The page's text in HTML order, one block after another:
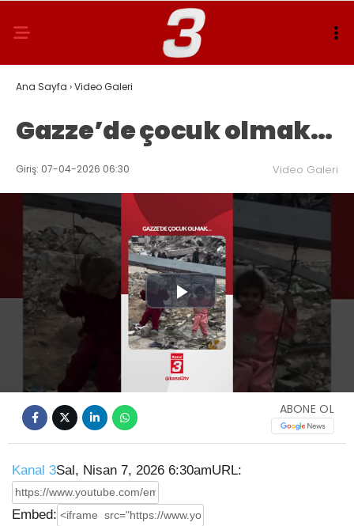
Ana Sayfa ›Video Galeri
Gazze’de çocuk olmak…
Giriş: 07-04-2026 06:30 Video Galeri
Play
Video
ABONE OL
Kanal 3Sal, Nisan 7, 2026 6:30amURL:
Embed: